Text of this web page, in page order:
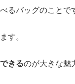
るバッグのことで
す。
きるのが大きな魅